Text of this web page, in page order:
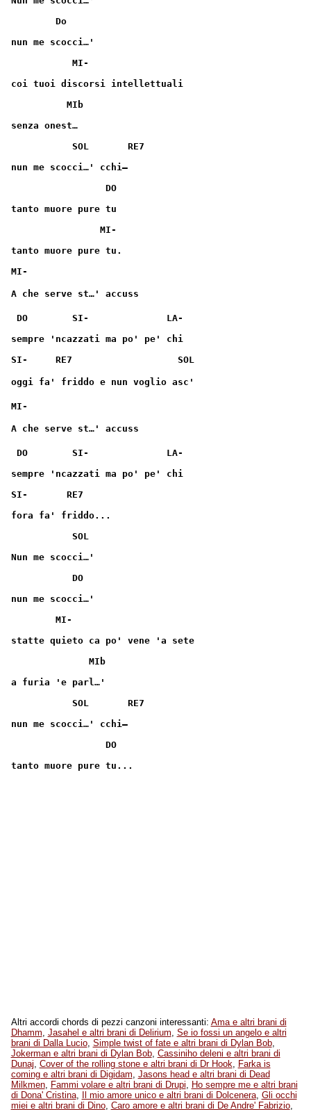
        Do
nun me scocci…'
           MI-
coi tuoi discorsi intellettuali
          MIb
senza onest…
           SOL       RE7
nun me scocci…' cchi—
                 DO
tanto muore pure tu
                MI-
tanto muore pure tu.
MI-
A che serve st…' accuss
DO        SI-              LA-
sempre 'ncazzati ma po' pe' chi
SI-     RE7                   SOL
oggi fa' friddo e nun voglio asc'
MI-
A che serve st…' accuss
DO        SI-              LA-
sempre 'ncazzati ma po' pe' chi
SI-       RE7
fora fa' friddo...
           SOL
Nun me scocci…'
           DO
nun me scocci…'
        MI-
statte quieto ca po' vene 'a sete
              MIb
a furia 'e parl…'
           SOL       RE7
nun me scocci…' cchi—
                 DO
tanto muore pure tu...
Altri accordi chords di pezzi canzoni interessanti: Ama e altri brani di
Dhamm, Jasahel e altri brani di Delirium, Se io fossi un angelo e altri
brani di Dalla Lucio, Simple twist of fate e altri brani di Dylan Bob,
Jokerman e altri brani di Dylan Bob, Cassiniho deleni e altri brani di
Dunaj, Cover of the rolling stone e altri brani di Dr Hook, Farka is
coming e altri brani di Digidam, Jasons head e altri brani di Dead
Milkmen, Fammi volare e altri brani di Drupi, Ho sempre me e altri brani
di Dona' Cristina, Il mio amore unico e altri brani di Dolcenera, Gli occhi
miei e altri brani di Dino, Caro amore e altri brani di De Andre' Fabrizio,